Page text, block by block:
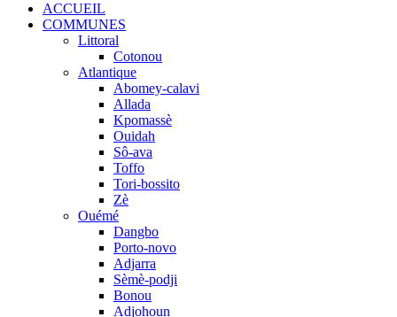
ACCUEIL
COMMUNES
Littoral
Cotonou
Atlantique
Abomey-calavi
Allada
Kpomassè
Ouidah
Sô-ava
Toffo
Tori-bossito
Zè
Ouémé
Dangbo
Porto-novo
Adjarra
Sèmè-podji
Bonou
Adjohoun